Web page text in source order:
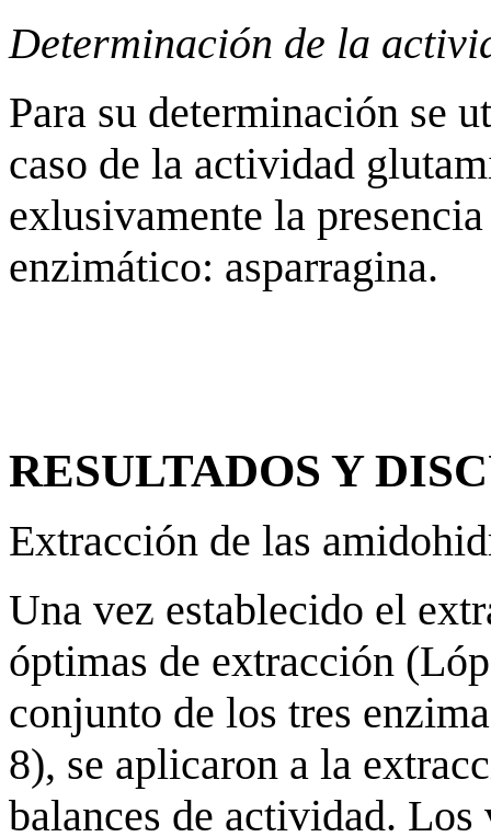
Determinación de la
Para su determinación se
caso de la actividad
exlusivamente la
enzimático: asparragina.
RESULTADOS Y
Extracción de las
Una vez establecido el
óptimas de extracción
conjunto de los tres
8), se aplicaron a la
balances de actividad.